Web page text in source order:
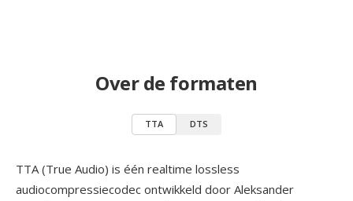
Over de formaten
TTA DTS
TTA (True Audio) is één realtime lossless
audiocompressiecodec ontwikkeld door Aleksander